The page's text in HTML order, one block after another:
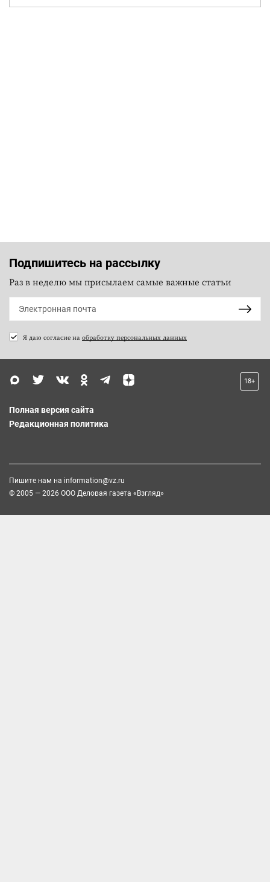
Подпишитесь на рассылку
Раз в неделю мы присылаем самые важные статьи
Я даю согласие на обработку персональных данных
18+
Полная версия сайта
Редакционная политика
Пишите нам на information@vz.ru
© 2005 — 2026 ООО Деловая газета «Взгляд»